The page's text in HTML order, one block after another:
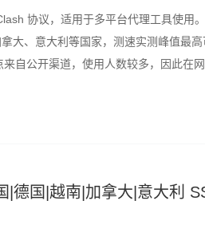
协议，适用于多平台代理工具使用
大、意大利等国家，测速实测峰值最高
自公开渠道，使用人数较多，因此在网
德国|越南|加拿大|意大利